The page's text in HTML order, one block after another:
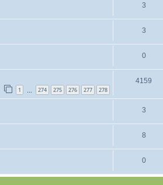
3
3
0
1 274 275 276 277 278
4159
3
8
0